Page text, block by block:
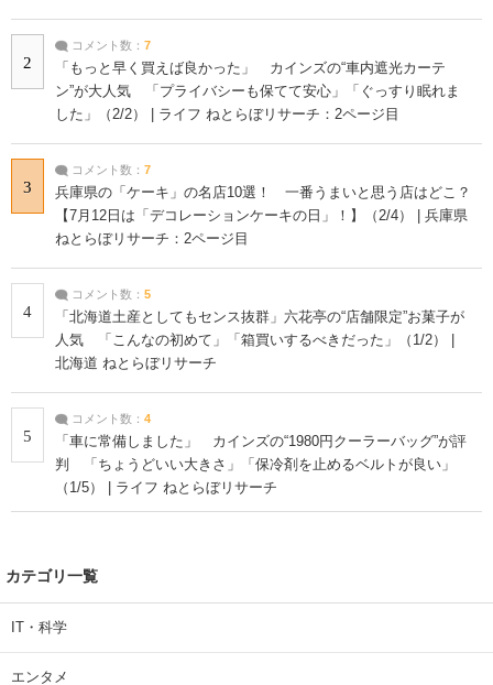
2
コメント数： 7
「もっと早く買えば良かった」 カインズの“車内遮光カーテ
ン”が大人気 「プライバシーも保てて安心」「ぐっすり眠れま
した」（2/2） | ライフ ねとらぼリサーチ：2ページ目
3
コメント数： 7
兵庫県の「ケーキ」の名店10選！ 一番うまいと思う店はどこ？
【7月12日は「デコレーションケーキの日」！】（2/4） | 兵庫県
ねとらぼリサーチ：2ページ目
4
コメント数： 5
「北海道土産としてもセンス抜群」六花亭の“店舗限定”お菓子が
人気 「こんなの初めて」「箱買いするべきだった」（1/2） |
北海道 ねとらぼリサーチ
5
コメント数： 4
「車に常備しました」 カインズの“1980円クーラーバッグ”が評
判 「ちょうどいい大きさ」「保冷剤を止めるベルトが良い」
（1/5） | ライフ ねとらぼリサーチ
カテゴリ一覧
IT・科学
エンタメ